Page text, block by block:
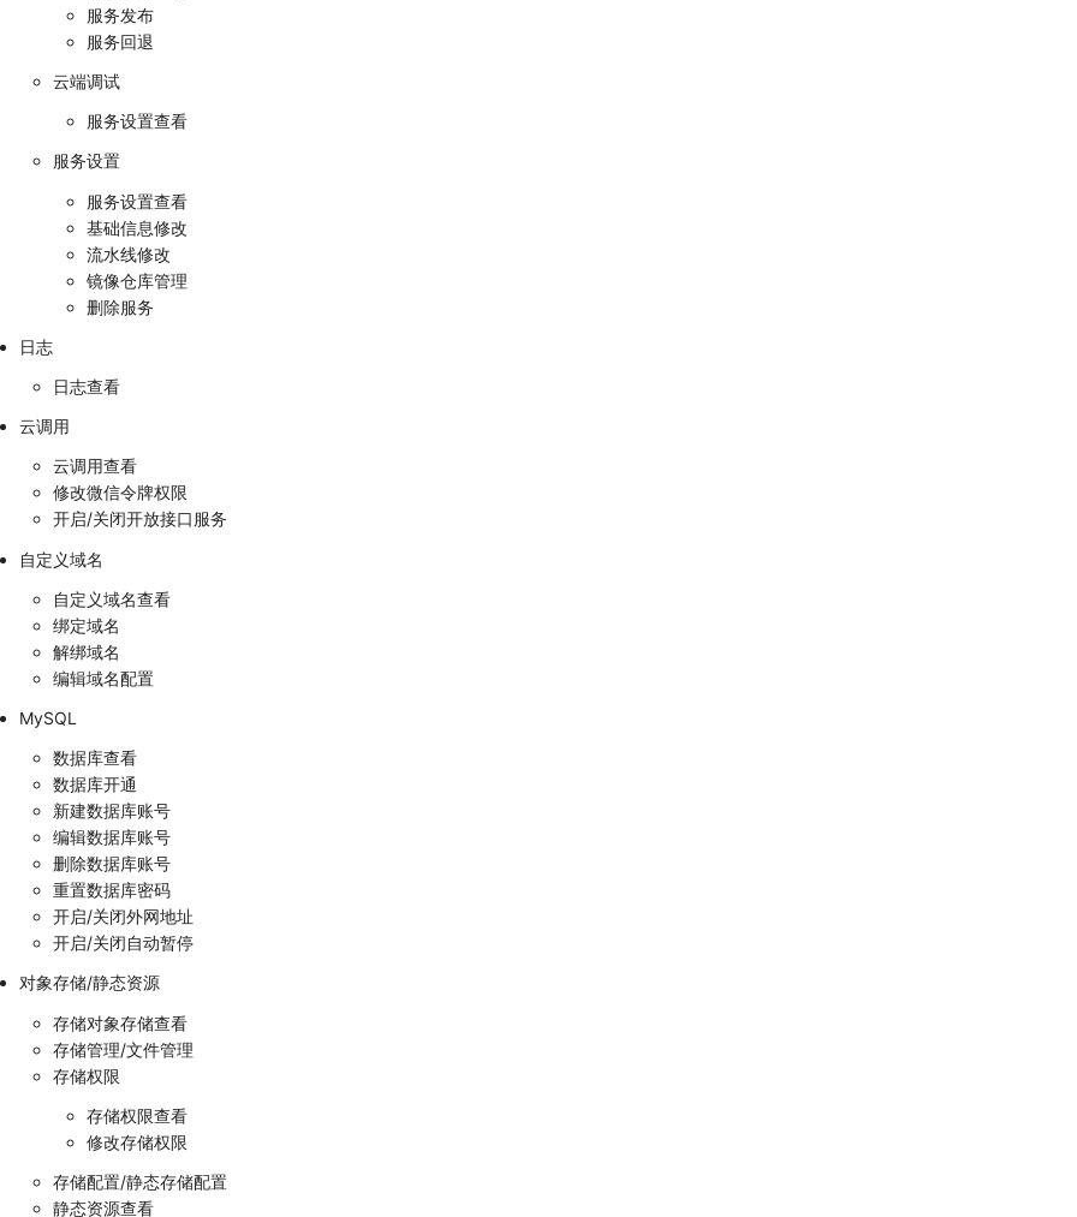
服务发布
服务回退
云端调试
服务设置查看
服务设置
服务设置查看
基础信息修改
流水线修改
镜像仓库管理
删除服务
日志
日志查看
云调用
云调用查看
修改微信令牌权限
开启/关闭开放接口服务
自定义域名
自定义域名查看
绑定域名
解绑域名
编辑域名配置
MySQL
数据库查看
数据库开通
新建数据库账号
编辑数据库账号
删除数据库账号
重置数据库密码
开启/关闭外网地址
开启/关闭自动暂停
对象存储/静态资源
存储对象存储查看
存储管理/文件管理
存储权限
存储权限查看
修改存储权限
存储配置/静态存储配置
静态资源查看